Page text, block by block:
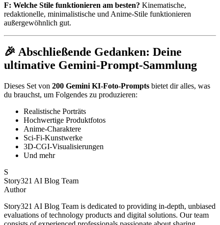
F: Welche Stile funktionieren am besten? Kinematische,
redaktionelle, minimalistische und Anime-Stile funktionieren
außergewöhnlich gut.
🎉 Abschließende Gedanken: Deine
ultimative Gemini-Prompt-Sammlung
Dieses Set von 200 Gemini KI-Foto-Prompts bietet dir alles, was
du brauchst, um Folgendes zu produzieren:
Realistische Porträts
Hochwertige Produktfotos
Anime-Charaktere
Sci-Fi-Kunstwerke
3D-CGI-Visualisierungen
Und mehr
S
Story321 AI Blog Team
Author
Story321 AI Blog Team is dedicated to providing in-depth, unbiased
evaluations of technology products and digital solutions. Our team